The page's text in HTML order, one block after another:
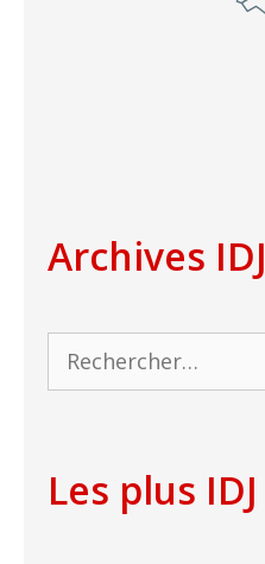
Archives IDJ
Rechercher :
Les plus IDJ